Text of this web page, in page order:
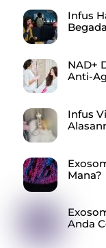
Infus
NAD+
Anti-
Infus
Mana?
Anda